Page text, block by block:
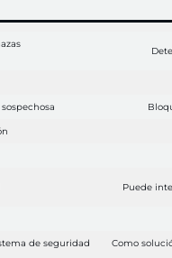
Puede
de seguridad
Como